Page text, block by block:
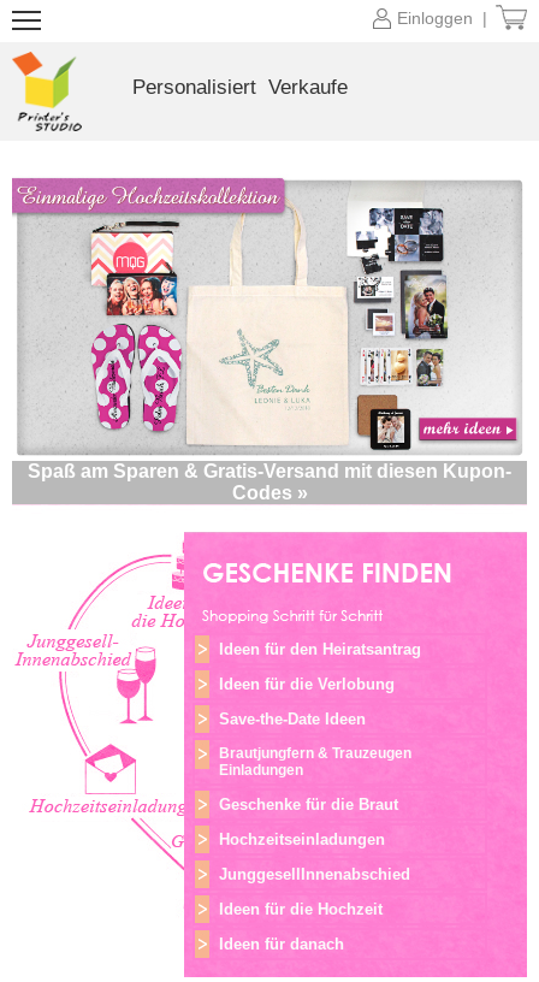
Spaß am Sparen & Gratis-Versand mit diesen Kupon-
Codes »
Ideen für den Heiratsantrag
Ideen für die Verlobung
Save-the-Date Ideen
Brautjungfern & Trauzeugen
Einladungen
Geschenke für die Braut
Hochzeitseinladungen
JunggesellInnenabschied
Ideen für die Hochzeit
Ideen für danach
Einloggen |
Personalisiert Verkaufe